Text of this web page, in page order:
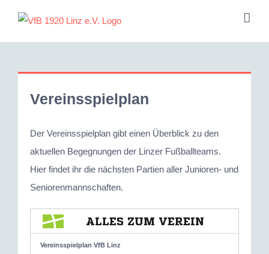
springen
Vereinsspielplan
Der Vereinsspielplan gibt einen Überblick zu den
aktuellen Begegnungen der Linzer Fußballteams.
Hier findet ihr die nächsten Partien aller Junioren- und
Seniorenmannschaften.